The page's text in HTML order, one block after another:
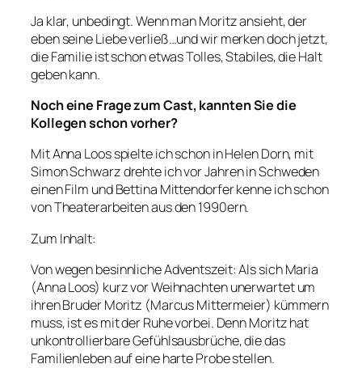
Ja klar, unbedingt. Wenn man Moritz ansieht, der
eben seine Liebe verließ…und wir merken doch jetzt,
die Familie ist schon etwas Tolles, Stabiles, die Halt
geben kann.
Noch eine Frage zum Cast, kannten Sie die
Kollegen schon vorher?
Mit Anna Loos spielte ich schon in Helen Dorn, mit
Simon Schwarz drehte ich vor Jahren in Schweden
einen Film und Bettina Mittendorfer kenne ich schon
von Theaterarbeiten aus den 1990ern.
Zum Inhalt:
Von wegen besinnliche Adventszeit: Als sich Maria
(Anna Loos) kurz vor Weihnachten unerwartet um
ihren Bruder Moritz (Marcus Mittermeier) kümmern
muss, ist es mit der Ruhe vorbei. Denn Moritz hat
unkontrollierbare Gefühlsausbrüche, die das
Familienleben auf eine harte Probe stellen.